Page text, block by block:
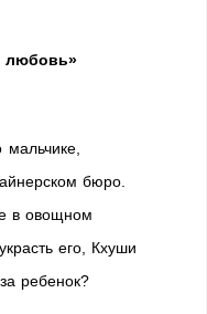
любовь»
бюро.
в овощном
его, Кхуши
ребенок?